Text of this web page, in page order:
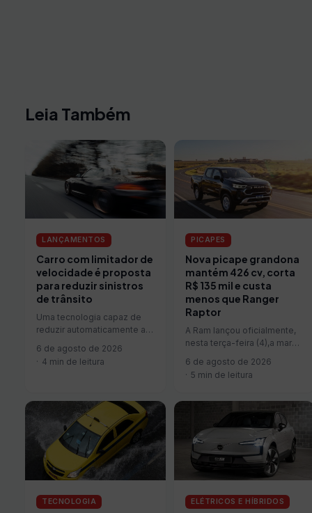
Leia Também
LANÇAMENTOS
Carro com limitador de
velocidade é proposta
para reduzir sinistros
de trânsito
Uma tecnologia capaz de
reduzir automaticamente a
que ultrapassarem os limites
da via está sendo…
6 de agosto de 2026
4 min de leitura
PICAPES
Nova picape grandona
mantém 426 cv, corta
R$ 135 mil e custa
menos que Ranger
Raptor
A Ram lançou oficialmente,
nesta terça-feira (4),a marca.
de R$ 449.990, a novidade
reduz em R$…
6 de agosto de 2026
5 min de leitura
TECNOLOGIA ELÉTRICOS E HÍBRIDOS